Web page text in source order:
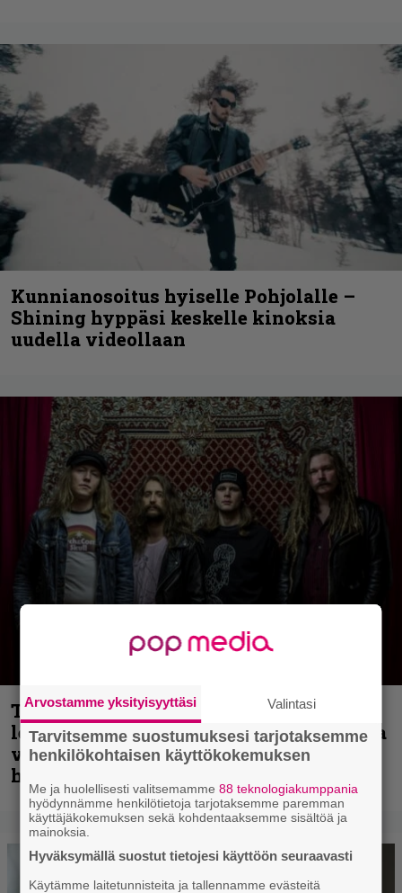
Kunnianosoitus hyiselle Pohjolalle –
Shining hyppäsi keskelle kinoksia
uudella videollaan
Thrash ’n’ roll -yhtye Madred ryydittää
levyjulkaisua keikkareissulla kuvatulla
videolla – ”Oltiin pakussa kusihädässä
helvetin väsyneenä…”
Arvostamme yksityisyyttäsi Valintasi
Tarvitsemme suostumuksesi tarjotaksemme
henkilökohtaisen käyttökokemuksen
Me ja huolellisesti valitsemamme88 teknologiakumppania
hyödynnämme henkilötietoja tarjotaksemme paremman
käyttäjäkokemuksen sekä kohdentaaksemme sisältöä ja
mainoksia.
Hyväksymällä suostut tietojesi käyttöön seuraavasti
Käytämme laitetunnisteita ja tallennamme evästeitä